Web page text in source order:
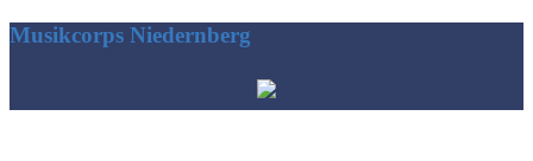
Musikcorps Niedernberg